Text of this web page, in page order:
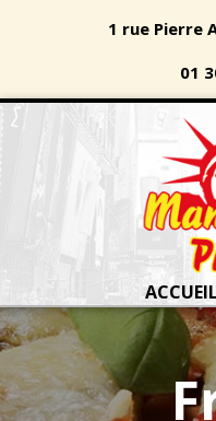
1 rue Pierre
01
ACCUEIL